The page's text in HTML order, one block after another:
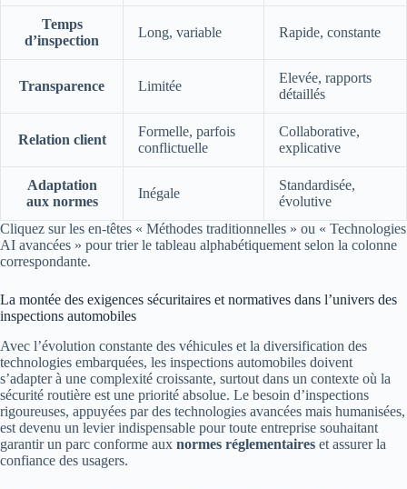
Temps
d’inspection
Long, variable Rapide, constante
Transparence Limitée
Elevée, rapports
détaillés
Relation client
Formelle, parfois
conflictuelle
Collaborative,
explicative
Adaptation
aux normes
Inégale
Standardisée,
évolutive
Cliquez sur les en-têtes « Méthodes traditionnelles » ou « Technologies
AI avancées » pour trier le tableau alphabétiquement selon la colonne
correspondante.
La montée des exigences sécuritaires et normatives dans l’univers des
inspections automobiles
Avec l’évolution constante des véhicules et la diversification des
technologies embarquées, les inspections automobiles doivent
s’adapter à une complexité croissante, surtout dans un contexte où la
sécurité routière est une priorité absolue. Le besoin d’inspections
rigoureuses, appuyées par des technologies avancées mais humanisées,
est devenu un levier indispensable pour toute entreprise souhaitant
garantir un parc conforme aux normes réglementaires et assurer la
confiance des usagers.